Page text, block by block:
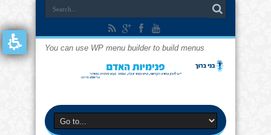
You can use WP menu builder to build menus